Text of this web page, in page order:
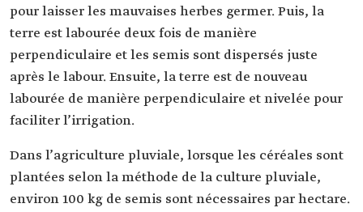
pour laisser les mauvaises herbes germer. Puis, la
terre est labourée deux fois de manière
perpendiculaire et les semis sont dispersés juste
après le labour. Ensuite, la terre est de nouveau
labourée de manière perpendiculaire et nivelée pour
faciliter l’irrigation.
Dans l’agriculture pluviale, lorsque les céréales sont
plantées selon la méthode de la culture pluviale,
environ 100 kg de semis sont nécessaires par hectare.